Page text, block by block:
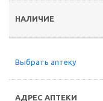
Выбрать аптеку